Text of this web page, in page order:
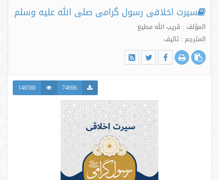
سیرت اخلاقی رسول گرامی صلی الله علیه وسلم
المؤلف : قریب الله مطیع
المترجم : تالیف
74696
148580